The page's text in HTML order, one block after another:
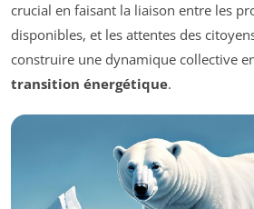
crucial en faisant la liaison entre les
disponibles, et les attentes des
construire une dynamique collective
transition énergétique.